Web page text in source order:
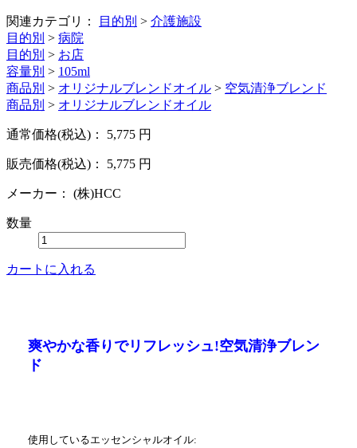
関連カテゴリ： 目的別 > 介護施設
目的別 > 病院
目的別 > お店
容量別 > 105ml
商品別 > オリジナルブレンドオイル > 空気清浄ブレンド
商品別 > オリジナルブレンドオイル
通常価格(税込)： 5,775 円
販売価格(税込)： 5,775 円
メーカー： (株)HCC
数量
カートに入れる
爽やかな香りでリフレッシュ!空気清浄ブレン
ド
使用しているエッセンシャルオイル: